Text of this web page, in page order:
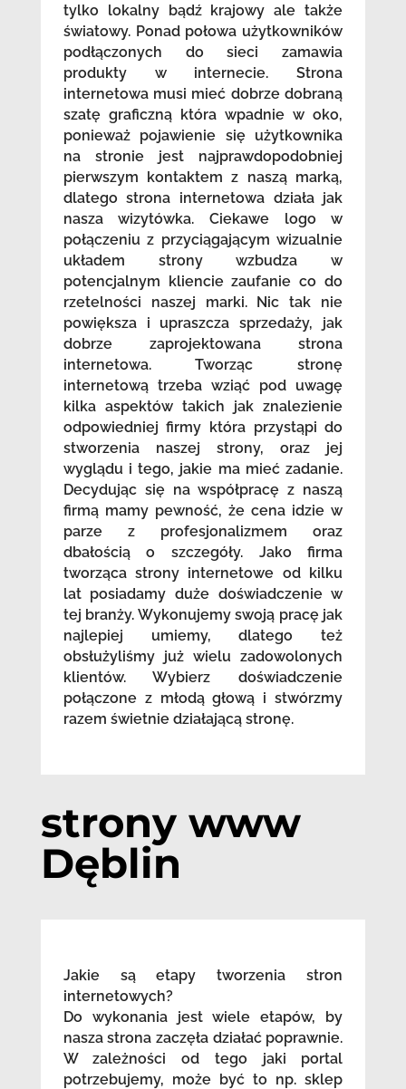
tylko lokalny bądź krajowy ale także
światowy. Ponad połowa użytkowników
podłączonych do sieci zamawia
produkty w internecie. Strona
internetowa musi mieć dobrze dobraną
szatę graficzną która wpadnie w oko,
ponieważ pojawienie się użytkownika
na stronie jest najprawdopodobniej
pierwszym kontaktem z naszą marką,
dlatego strona internetowa działa jak
nasza wizytówka. Ciekawe logo w
połączeniu z przyciągającym wizualnie
układem strony wzbudza w
potencjalnym kliencie zaufanie co do
rzetelności naszej marki. Nic tak nie
powiększa i upraszcza sprzedaży, jak
dobrze zaprojektowana strona
internetowa. Tworząc stronę
internetową trzeba wziąć pod uwagę
kilka aspektów takich jak znalezienie
odpowiedniej firmy która przystąpi do
stworzenia naszej strony, oraz jej
wyglądu i tego, jakie ma mieć zadanie.
Decydując się na współpracę z naszą
firmą mamy pewność, że cena idzie w
parze z profesjonalizmem oraz
dbałością o szczegóły. Jako firma
tworząca strony internetowe od kilku
lat posiadamy duże doświadczenie w
tej branży. Wykonujemy swoją pracę jak
najlepiej umiemy, dlatego też
obsłużyliśmy już wielu zadowolonych
klientów. Wybierz doświadczenie
połączone z młodą głową i stwórzmy
razem świetnie działającą stronę.
strony www
Dęblin
Jakie są etapy tworzenia stron
internetowych?
Do wykonania jest wiele etapów, by
nasza strona zaczęła działać poprawnie.
W zależności od tego jaki portal
potrzebujemy, może być to np. sklep